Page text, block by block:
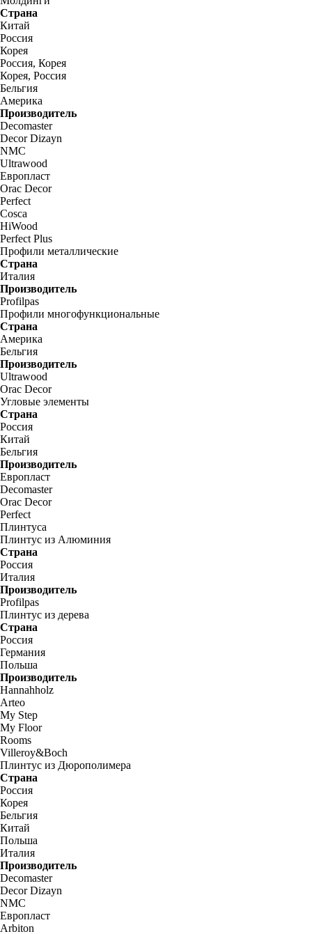
Страна
Китай
Россия
Корея
Россия, Корея
Корея, Россия
Бельгия
Америка
Производитель
Decomaster
Decor Dizayn
NMC
Ultrawood
Европласт
Orac Decor
Perfect
Cosca
HiWood
Perfect Plus
Профили металлические
Страна
Италия
Производитель
Profilpas
Профили многофункциональные
Страна
Америка
Бельгия
Производитель
Ultrawood
Orac Decor
Угловые элементы
Страна
Россия
Китай
Бельгия
Производитель
Европласт
Decomaster
Orac Decor
Perfect
Плинтуса
Плинтус из Алюминия
Страна
Россия
Италия
Производитель
Profilpas
Плинтус из дерева
Страна
Россия
Германия
Польша
Производитель
Hannahholz
Arteo
My Step
My Floor
Rooms
Villeroy&Boch
Плинтус из Дюрополимера
Страна
Россия
Корея
Бельгия
Китай
Польша
Италия
Производитель
Decomaster
Decor Dizayn
NMC
Европласт
Arbiton